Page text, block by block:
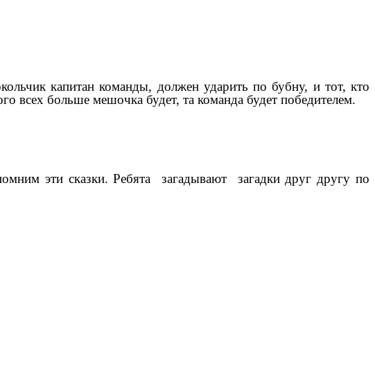
капитан команды, должен ударить по бубну, и тот, кто
всех больше мешочка будет, та команда будет победителем.
эти сказки. Ребята загадывают загадки друг другу по